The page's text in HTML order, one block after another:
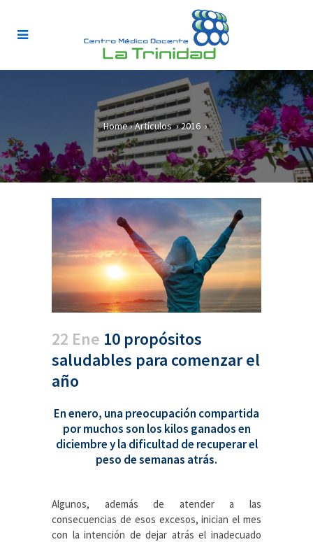
Home›Artículos›2016 ›
22 Ene 10 propósitos
saludables para comenzar el
año
En enero, una preocupación compartida
por muchos son los kilos ganados en
diciembre y la dificultad de recuperar el
peso de semanas atrás.
Algunos, además de atender a las
consecuencias de esos excesos, inician el mes
con la intención de dejar atrás el inadecuado